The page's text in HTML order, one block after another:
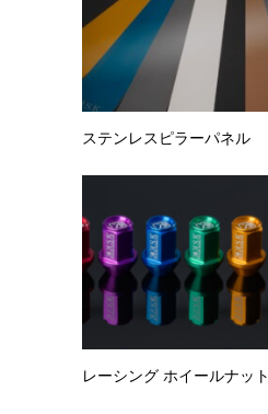
ステンレスピラーパネル
レーシング ホイールナット